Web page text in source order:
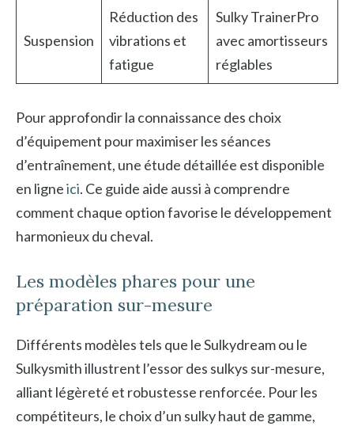
Suspension
Réduction des
vibrations et
fatigue
Sulky TrainerPro
avec amortisseurs
réglables
Pour approfondir la connaissance des choix
d’équipement pour maximiser les séances
d’entraînement, une étude détaillée est disponible
en ligneici. Ce guide aide aussi à comprendre
comment chaque option favorise le développement
harmonieux du cheval.
Les modèles phares pour une
préparation sur-mesure
Différents modèles tels que le Sulkydream ou le
Sulkysmith illustrent l’essor des sulkys sur-mesure,
alliant légèreté et robustesse renforcée. Pour les
compétiteurs, le choix d’un sulky haut de gamme,